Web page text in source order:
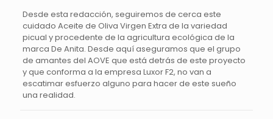
Desde esta redacción, seguiremos de cerca este
cuidado Aceite de Oliva Virgen Extra de la variedad
picual y procedente de la agricultura ecológica de la
marca De Anita. Desde aquí aseguramos que el grupo
de amantes del AOVE que está detrás de este proyecto
y que conforma a la empresa Luxor F2, no van a
escatimar esfuerzo alguno para hacer de este sueño
una realidad.